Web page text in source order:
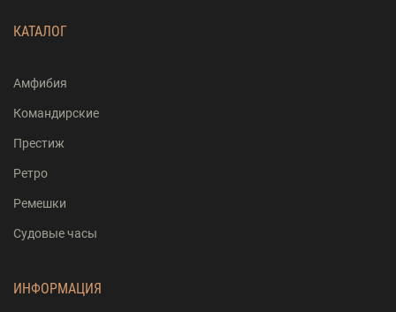
КАТАЛОГ
Амфибия
Командирские
Престиж
Ретро
Ремешки
Судовые часы
ИНФОРМАЦИЯ